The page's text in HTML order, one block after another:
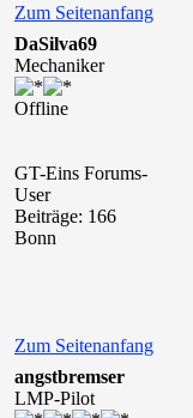
Zum Seitenanfang
DaSilva69
Mechaniker
Offline
GT-Eins Forums-
User
Beiträge: 166
Bonn
Zum Seitenanfang
angstbremser
LMP-Pilot